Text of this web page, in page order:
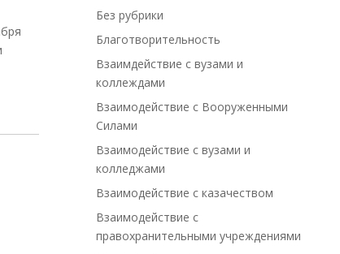
Без рубрики
Благотворительность
Взаимдействие с вузами и
коллеждами
Взаимодействие с Вооруженными
Силами
Взаимодействие с вузами и
колледжами
Взаимодействие с казачеством
Взаимодействие с
правохранительными учреждениями